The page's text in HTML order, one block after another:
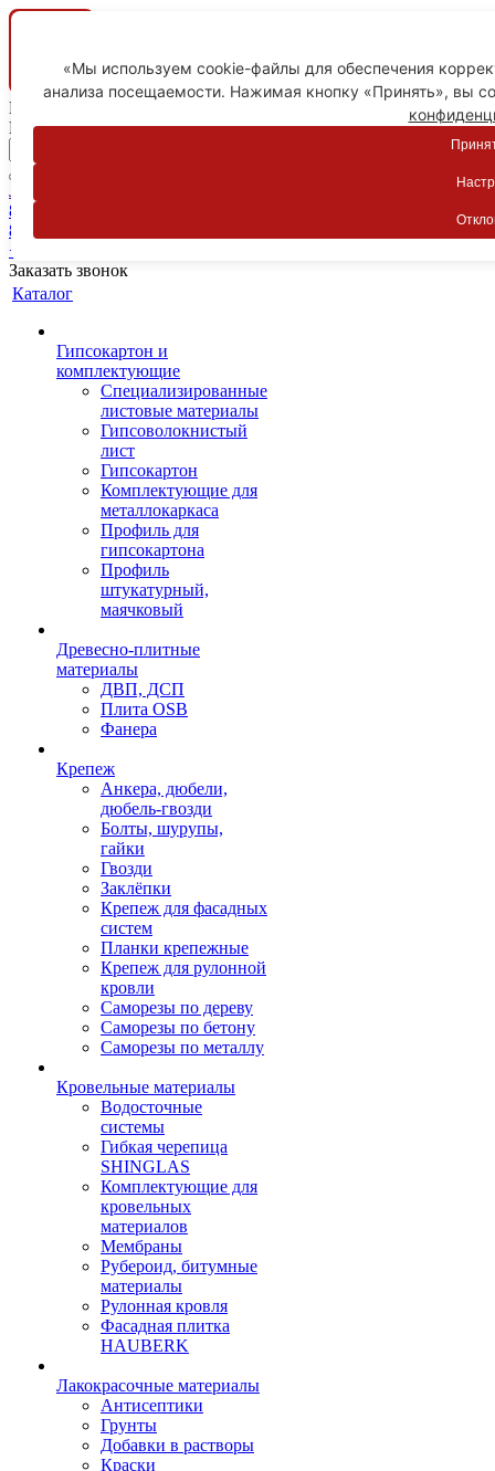
Ваш город
Пятигорск
Личный кабинет
8-800-775-59-89
8-800-775-59-89
+7 918 754-83-77
Заказать звонок
Каталог
Гипсокартон и
комплектующие
Специализированные
листовые материалы
Гипсоволокнистый
лист
Гипсокартон
Комплектующие для
металлокаркаса
Профиль для
гипсокартона
Профиль
штукатурный,
маячковый
Древесно-плитные
материалы
ДВП, ДСП
Плита OSB
Фанера
Крепеж
Анкера, дюбели,
дюбель-гвозди
Болты, шурупы,
гайки
Гвозди
Заклёпки
Крепеж для фасадных
систем
Планки крепежные
Крепеж для рулонной
кровли
Саморезы по дереву
Саморезы по бетону
Саморезы по металлу
Кровельные материалы
Водосточные
системы
Гибкая черепица
SHINGLAS
Комплектующие для
кровельных
материалов
Мембраны
Рубероид, битумные
материалы
Рулонная кровля
Фасадная плитка
HAUBERK
Лакокрасочные материалы
Антисептики
Грунты
Добавки в растворы
Краски
«Мы используем cookie-файлы для обеспечения
анализа посещаемости. Нажимая кнопку «Принять», вы